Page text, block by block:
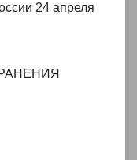
24 апреля